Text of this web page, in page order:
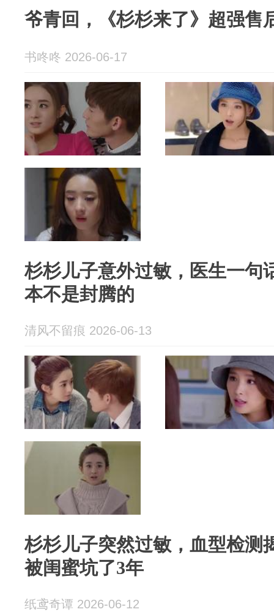
爷青回，《杉杉来了》超强售
书咚咚 2026-06-17
杉杉儿子意外过敏，医生一句
本不是封腾的
清风不留痕 2026-06-13
杉杉儿子突然过敏，血型检测
被闺蜜坑了3年
纸鸢奇谭 2026-06-12